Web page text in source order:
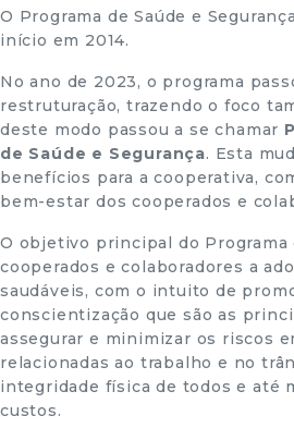
O Programa de Saúde e
início em 2014.
No ano de 2023, o programa
restruturação, trazendo o foco
deste modo passou a se chamar
de Saúde e Segurança. Esta
benefícios para a cooperativa,
bem-estar dos cooperados e
O objetivo principal do Programa
cooperados e colaboradores a
saudáveis, com o intuito de
conscientização que são as
assegurar e minimizar os riscos
relacionadas ao trabalho e no
integridade física de todos e até
custos.